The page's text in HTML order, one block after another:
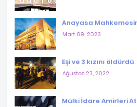
Anayasa
Mart 09, 2023
Eşi ve 3 kızını öldürdü
Ağustos 23, 2022
Mülki İdare Amirleri